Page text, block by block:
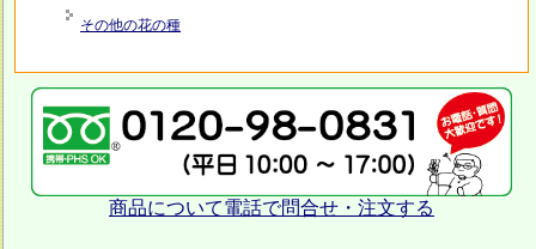
その他の花の種
商品について電話で問合せ・注文する